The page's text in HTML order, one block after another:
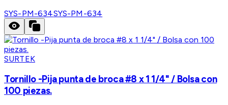
SYS-PM-634SYS-PM-634
SURTEK
Tornillo -Pija punta de broca #8 x 1 1/4" / Bolsa con
100 piezas.